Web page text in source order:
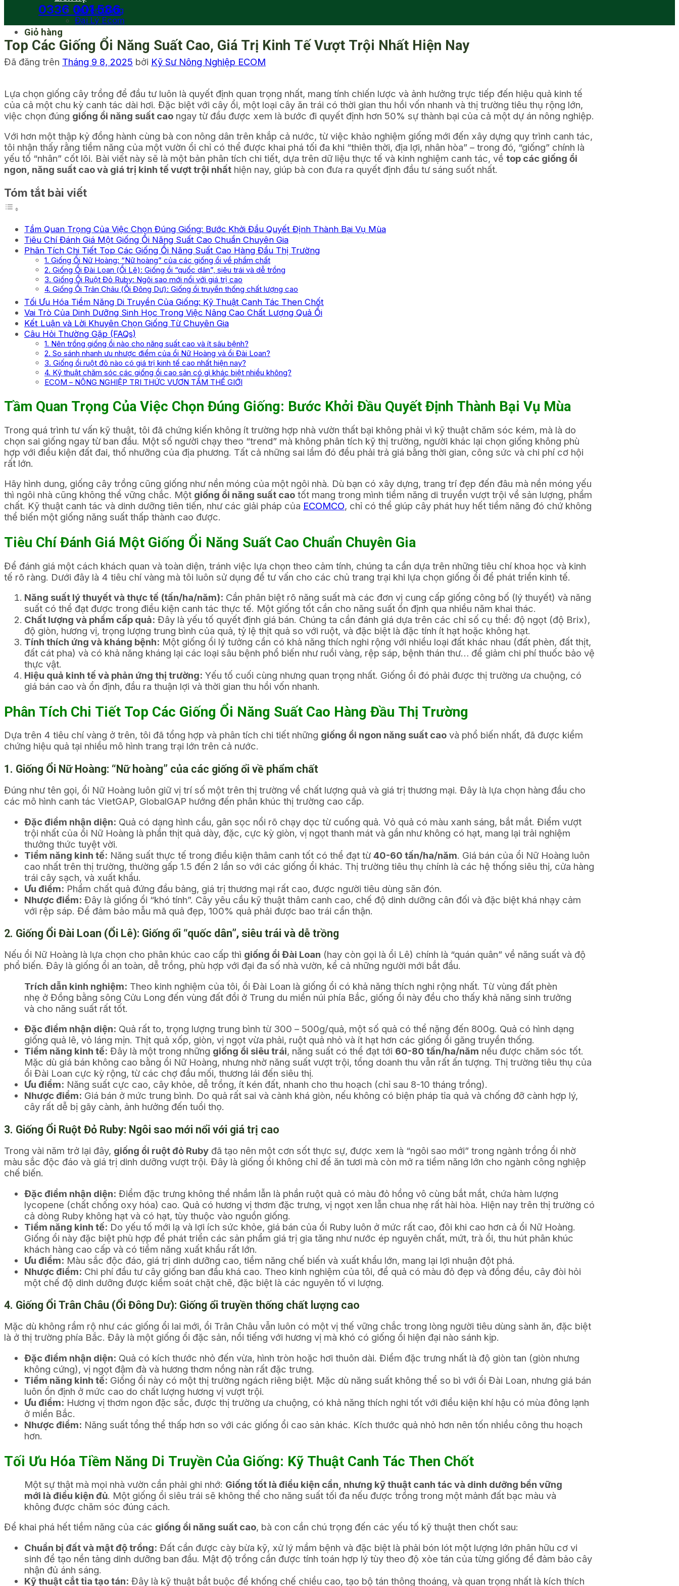
0336 001 586
Giỏ hàng
Tuyển Dụng
Đại Lý Ecom
Top Các Giống Ổi Năng Suất Cao, Giá Trị Kinh Tế Vượt Trội Nhất Hiện Nay
Đã đăng trên Tháng 9 8, 2025 bởi Kỹ Sư Nông Nghiệp ECOM
Lựa chọn giống cây trồng để đầu tư luôn là quyết định quan trọng nhất, mang tính chiến lược và ảnh hưởng trực tiếp đến hiệu quả kinh tế
của cả một chu kỳ canh tác dài hơi. Đặc biệt với cây ổi, một loại cây ăn trái có thời gian thu hồi vốn nhanh và thị trường tiêu thụ rộng lớn,
việc chọn đúng giống ổi năng suất cao ngay từ đầu được xem là bước đi quyết định hơn 50% sự thành bại của cả một dự án nông nghiệp.
Với hơn một thập kỷ đồng hành cùng bà con nông dân trên khắp cả nước, từ việc khảo nghiệm giống mới đến xây dựng quy trình canh tác,
tôi nhận thấy rằng tiềm năng của một vườn ổi chỉ có thể được khai phá tối đa khi “thiên thời, địa lợi, nhân hòa” – trong đó, “giống” chính là
yếu tố “nhân” cốt lõi. Bài viết này sẽ là một bản phân tích chi tiết, dựa trên dữ liệu thực tế và kinh nghiệm canh tác, về top các giống ổi
ngon, năng suất cao và giá trị kinh tế vượt trội nhất hiện nay, giúp bà con đưa ra quyết định đầu tư sáng suốt nhất.
Tóm tắt bài viết
Tầm Quan Trọng Của Việc Chọn Đúng Giống: Bước Khởi Đầu Quyết Định Thành Bại Vụ Mùa
Tiêu Chí Đánh Giá Một Giống Ổi Năng Suất Cao Chuẩn Chuyên Gia
Phân Tích Chi Tiết Top Các Giống Ổi Năng Suất Cao Hàng Đầu Thị Trường
1. Giống Ổi Nữ Hoàng: “Nữ hoàng” của các giống ổi về phẩm chất
2. Giống Ổi Đài Loan (Ổi Lê): Giống ổi “quốc dân”, siêu trái và dễ trồng
3. Giống Ổi Ruột Đỏ Ruby: Ngôi sao mới nổi với giá trị cao
4. Giống Ổi Trân Châu (Ổi Đông Dư): Giống ổi truyền thống chất lượng cao
Tối Ưu Hóa Tiềm Năng Di Truyền Của Giống: Kỹ Thuật Canh Tác Then Chốt
Vai Trò Của Dinh Dưỡng Sinh Học Trong Việc Nâng Cao Chất Lượng Quả Ổi
Kết Luận và Lời Khuyên Chọn Giống Từ Chuyên Gia
Câu Hỏi Thường Gặp (FAQs)
1. Nên trồng giống ổi nào cho năng suất cao và ít sâu bệnh?
2. So sánh nhanh ưu nhược điểm của ổi Nữ Hoàng và ổi Đài Loan?
3. Giống ổi ruột đỏ nào có giá trị kinh tế cao nhất hiện nay?
4. Kỹ thuật chăm sóc các giống ổi cao sản có gì khác biệt nhiều không?
ECOM – NÔNG NGHIỆP TRI THỨC VƯƠN TẦM THẾ GIỚI
Tầm Quan Trọng Của Việc Chọn Đúng Giống: Bước Khởi Đầu Quyết Định Thành Bại Vụ Mùa
Trong quá trình tư vấn kỹ thuật, tôi đã chứng kiến không ít trường hợp nhà vườn thất bại không phải vì kỹ thuật chăm sóc kém, mà là do
chọn sai giống ngay từ ban đầu. Một số người chạy theo “trend” mà không phân tích kỹ thị trường, người khác lại chọn giống không phù
hợp với điều kiện đất đai, thổ nhưỡng của địa phương. Tất cả những sai lầm đó đều phải trả giá bằng thời gian, công sức và chi phí cơ hội
rất lớn.
Hãy hình dung, giống cây trồng cũng giống như nền móng của một ngôi nhà. Dù bạn có xây dựng, trang trí đẹp đến đâu mà nền móng yếu
thì ngôi nhà cũng không thể vững chắc. Một giống ổi năng suất cao tốt mang trong mình tiềm năng di truyền vượt trội về sản lượng, phẩm
chất. Kỹ thuật canh tác và dinh dưỡng tiên tiến, như các giải pháp của ECOMCO, chỉ có thể giúp cây phát huy hết tiềm năng đó chứ không
thể biến một giống năng suất thấp thành cao được.
Tiêu Chí Đánh Giá Một Giống Ổi Năng Suất Cao Chuẩn Chuyên Gia
Để đánh giá một cách khách quan và toàn diện, tránh việc lựa chọn theo cảm tính, chúng ta cần dựa trên những tiêu chí khoa học và kinh
tế rõ ràng. Dưới đây là 4 tiêu chí vàng mà tôi luôn sử dụng để tư vấn cho các chủ trang trại khi lựa chọn giống ổi để phát triển kinh tế.
Năng suất lý thuyết và thực tế (tấn/ha/năm): Cần phân biệt rõ năng suất mà các đơn vị cung cấp giống công bố (lý thuyết) và năng
suất có thể đạt được trong điều kiện canh tác thực tế. Một giống tốt cần cho năng suất ổn định qua nhiều năm khai thác.
Chất lượng và phẩm cấp quả: Đây là yếu tố quyết định giá bán. Chúng ta cần đánh giá dựa trên các chỉ số cụ thể: độ ngọt (độ Brix),
độ giòn, hương vị, trọng lượng trung bình của quả, tỷ lệ thịt quả so với ruột, và đặc biệt là đặc tính ít hạt hoặc không hạt.
Tính thích ứng và kháng bệnh: Một giống ổi lý tưởng cần có khả năng thích nghi rộng với nhiều loại đất khác nhau (đất phèn, đất thịt,
đất cát pha) và có khả năng kháng lại các loại sâu bệnh phổ biến như ruồi vàng, rệp sáp, bệnh thán thư… để giảm chi phí thuốc bảo vệ
thực vật.
Hiệu quả kinh tế và phản ứng thị trường: Yếu tố cuối cùng nhưng quan trọng nhất. Giống ổi đó phải được thị trường ưa chuộng, có
giá bán cao và ổn định, đầu ra thuận lợi và thời gian thu hồi vốn nhanh.
Phân Tích Chi Tiết Top Các Giống Ổi Năng Suất Cao Hàng Đầu Thị Trường
Dựa trên 4 tiêu chí vàng ở trên, tôi đã tổng hợp và phân tích chi tiết những giống ổi ngon năng suất cao và phổ biến nhất, đã được kiểm
chứng hiệu quả tại nhiều mô hình trang trại lớn trên cả nước.
1. Giống Ổi Nữ Hoàng: “Nữ hoàng” của các giống ổi về phẩm chất
Đúng như tên gọi, ổi Nữ Hoàng luôn giữ vị trí số một trên thị trường về chất lượng quả và giá trị thương mại. Đây là lựa chọn hàng đầu cho
các mô hình canh tác VietGAP, GlobalGAP hướng đến phân khúc thị trường cao cấp.
Đặc điểm nhận diện: Quả có dạng hình cầu, gân sọc nổi rõ chạy dọc từ cuống quả. Vỏ quả có màu xanh sáng, bắt mắt. Điểm vượt
trội nhất của ổi Nữ Hoàng là phần thịt quả dày, đặc, cực kỳ giòn, vị ngọt thanh mát và gần như không có hạt, mang lại trải nghiệm
thưởng thức tuyệt vời.
Tiềm năng kinh tế: Năng suất thực tế trong điều kiện thâm canh tốt có thể đạt từ 40-60 tấn/ha/năm. Giá bán của ổi Nữ Hoàng luôn
cao nhất trên thị trường, thường gấp 1.5 đến 2 lần so với các giống ổi khác. Thị trường tiêu thụ chính là các hệ thống siêu thị, cửa hàng
trái cây sạch, và xuất khẩu.
Ưu điểm: Phẩm chất quả đứng đầu bảng, giá trị thương mại rất cao, được người tiêu dùng săn đón.
Nhược điểm: Đây là giống ổi “khó tính”. Cây yêu cầu kỹ thuật thâm canh cao, chế độ dinh dưỡng cân đối và đặc biệt khá nhạy cảm
với rệp sáp. Để đảm bảo mẫu mã quả đẹp, 100% quả phải được bao trái cẩn thận.
2. Giống Ổi Đài Loan (Ổi Lê): Giống ổi “quốc dân”, siêu trái và dễ trồng
Nếu ổi Nữ Hoàng là lựa chọn cho phân khúc cao cấp thì giống ổi Đài Loan (hay còn gọi là ổi Lê) chính là “quán quân” về năng suất và độ
phổ biến. Đây là giống ổi an toàn, dễ trồng, phù hợp với đại đa số nhà vườn, kể cả những người mới bắt đầu.
Trích dẫn kinh nghiệm: Theo kinh nghiệm của tôi, ổi Đài Loan là giống ổi có khả năng thích nghi rộng nhất. Từ vùng đất phèn
nhẹ ở Đồng bằng sông Cửu Long đến vùng đất đồi ở Trung du miền núi phía Bắc, giống ổi này đều cho thấy khả năng sinh trưởng
và cho năng suất rất tốt.
Đặc điểm nhận diện: Quả rất to, trọng lượng trung bình từ 300 – 500g/quả, một số quả có thể nặng đến 800g. Quả có hình dạng
giống quả lê, vỏ láng mịn. Thịt quả xốp, giòn, vị ngọt vừa phải, ruột quả nhỏ và ít hạt hơn các giống ổi găng truyền thống.
Tiềm năng kinh tế: Đây là một trong những giống ổi siêu trái, năng suất có thể đạt tới 60-80 tấn/ha/năm nếu được chăm sóc tốt.
Mặc dù giá bán không cao bằng ổi Nữ Hoàng, nhưng nhờ năng suất vượt trội, tổng doanh thu vẫn rất ấn tượng. Thị trường tiêu thụ của
ổi Đài Loan cực kỳ rộng, từ các chợ đầu mối, thương lái đến siêu thị.
Ưu điểm: Năng suất cực cao, cây khỏe, dễ trồng, ít kén đất, nhanh cho thu hoạch (chỉ sau 8-10 tháng trồng).
Nhược điểm: Giá bán ở mức trung bình. Do quả rất sai và cành khá giòn, nếu không có biện pháp tỉa quả và chống đỡ cành hợp lý,
cây rất dễ bị gãy cành, ảnh hưởng đến tuổi thọ.
3. Giống Ổi Ruột Đỏ Ruby: Ngôi sao mới nổi với giá trị cao
Trong vài năm trở lại đây, giống ổi ruột đỏ Ruby đã tạo nên một cơn sốt thực sự, được xem là “ngôi sao mới” trong ngành trồng ổi nhờ
màu sắc độc đáo và giá trị dinh dưỡng vượt trội. Đây là giống ổi không chỉ để ăn tươi mà còn mở ra tiềm năng lớn cho ngành công nghiệp
chế biến.
Đặc điểm nhận diện: Điểm đặc trưng không thể nhầm lẫn là phần ruột quả có màu đỏ hồng vô cùng bắt mắt, chứa hàm lượng
lycopene (chất chống oxy hóa) cao. Quả có hương vị thơm đặc trưng, vị ngọt xen lẫn chua nhẹ rất hài hòa. Hiện nay trên thị trường có
cả dòng Ruby không hạt và có hạt, tùy thuộc vào nguồn giống.
Tiềm năng kinh tế: Do yếu tố mới lạ và lợi ích sức khỏe, giá bán của ổi Ruby luôn ở mức rất cao, đôi khi cao hơn cả ổi Nữ Hoàng.
Giống ổi này đặc biệt phù hợp để phát triển các sản phẩm giá trị gia tăng như nước ép nguyên chất, mứt, trà ổi, thu hút phân khúc
khách hàng cao cấp và có tiềm năng xuất khẩu rất lớn.
Ưu điểm: Màu sắc độc đáo, giá trị dinh dưỡng cao, tiềm năng chế biến và xuất khẩu lớn, mang lại lợi nhuận đột phá.
Nhược điểm: Chi phí đầu tư cây giống ban đầu khá cao. Theo kinh nghiệm của tôi, để quả có màu đỏ đẹp và đồng đều, cây đòi hỏi
một chế độ dinh dưỡng được kiểm soát chặt chẽ, đặc biệt là các nguyên tố vi lượng.
4. Giống Ổi Trân Châu (Ổi Đông Dư): Giống ổi truyền thống chất lượng cao
Mặc dù không rầm rộ như các giống ổi lai mới, ổi Trân Châu vẫn luôn có một vị thế vững chắc trong lòng người tiêu dùng sành ăn, đặc biệt
là ở thị trường phía Bắc. Đây là một giống ổi đặc sản, nổi tiếng với hương vị mà khó có giống ổi hiện đại nào sánh kịp.
Đặc điểm nhận diện: Quả có kích thước nhỏ đến vừa, hình tròn hoặc hơi thuôn dài. Điểm đặc trưng nhất là độ giòn tan (giòn nhưng
không cứng), vị ngọt đậm đà và hương thơm nồng nàn rất đặc trưng.
Tiềm năng kinh tế: Giống ổi này có một thị trường ngách riêng biệt. Mặc dù năng suất không thể so bì với ổi Đài Loan, nhưng giá bán
luôn ổn định ở mức cao do chất lượng hương vị vượt trội.
Ưu điểm: Hương vị thơm ngon đặc sắc, được thị trường ưa chuộng, có khả năng thích nghi tốt với điều kiện khí hậu có mùa đông lạnh
ở miền Bắc.
Nhược điểm: Năng suất tổng thể thấp hơn so với các giống ổi cao sản khác. Kích thước quả nhỏ hơn nên tốn nhiều công thu hoạch
hơn.
Tối Ưu Hóa Tiềm Năng Di Truyền Của Giống: Kỹ Thuật Canh Tác Then Chốt
Một sự thật mà mọi nhà vườn cần phải ghi nhớ: Giống tốt là điều kiện cần, nhưng kỹ thuật canh tác và dinh dưỡng bền vững
mới là điều kiện đủ. Một giống ổi siêu trái sẽ không thể cho năng suất tối đa nếu được trồng trong một mảnh đất bạc màu và
không được chăm sóc đúng cách.
Để khai phá hết tiềm năng của các giống ổi năng suất cao, bà con cần chú trọng đến các yếu tố kỹ thuật then chốt sau:
Chuẩn bị đất và mật độ trồng: Đất cần được cày bừa kỹ, xử lý mầm bệnh và đặc biệt là phải bón lót một lượng lớn phân hữu cơ vi
sinh để tạo nền tảng dinh dưỡng ban đầu. Mật độ trồng cần được tính toán hợp lý tùy theo độ xòe tán của từng giống để đảm bảo cây
nhận đủ ánh sáng.
Kỹ thuật cắt tỉa tạo tán: Đây là kỹ thuật bắt buộc để khống chế chiều cao, tạo bộ tán thông thoáng, và quan trọng nhất là kích thích